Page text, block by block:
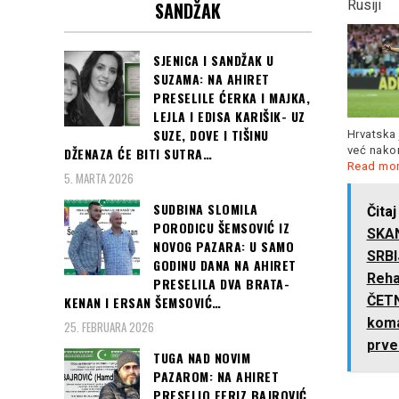
Čast da otvori 24. izdanje
SFF-a pripala je slavnom
Read more
Prizrenu će se opet…”
„Srbija je u pregovorima
oko Kosova spremna na
kompromis, ali
Rusiji
već
Read
SANDŽAK
SJENICA I SANDŽAK U
SUZAMA: NA AHIRET
PRESELILE ĆERKA I MAJKA,
LEJLA I EDISA KARIŠIK- UZ
SUZE, DOVE I TIŠINU
DŽENAZA ĆE BITI SUTRA…
5. MARTA 2026
SUDBINA SLOMILA
PORODICU ŠEMSOVIĆ IZ
NOVOG PAZARA: U SAMO
GODINU DANA NA AHIRET
PRESELILA DVA BRATA-
KENAN I ERSAN ŠEMSOVIĆ…
25. FEBRUARA 2026
TUGA NAD NOVIM
PAZAROM: NA AHIRET